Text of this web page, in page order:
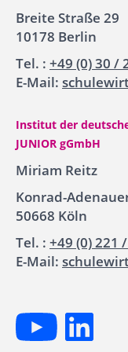
Breite Straße 29
10178 Berlin
Tel. : +49 (0) 30 /
E-Mail:
Institut der
JUNIOR gGmbH
Miriam Reitz
Konrad-
50668 Köln
Tel. : +49 (0) 221
E-Mail: